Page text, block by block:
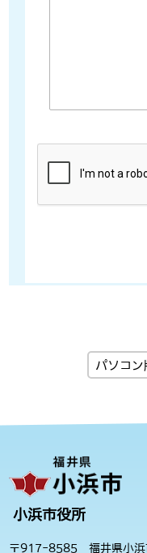
パソコン
小浜市役所
〒917-8585 福井県小浜